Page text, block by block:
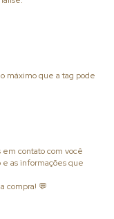
máximo que a tag pode
contato com você
as informações que
compra! 💬